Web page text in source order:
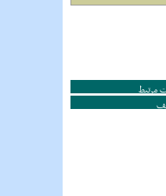
مرتبط